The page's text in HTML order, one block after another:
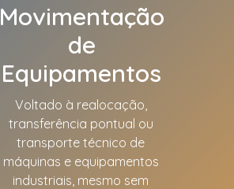
Movimentação
de
Equipamentos
Voltado à realocação,
transferência pontual ou
transporte técnico de
máquinas e equipamentos
industriais, mesmo sem